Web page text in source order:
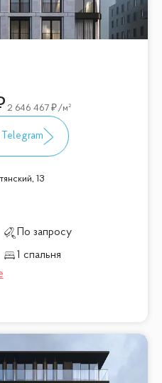
2 646 467 /м²
13
По запросу
1 спальня